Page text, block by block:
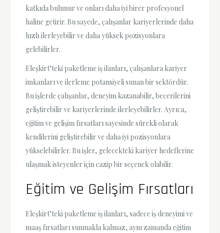
katkıda bulunur ve onları daha iyi birer profesyonel
haline getirir. Bu sayede, çalışanlar kariyerlerinde daha
hızlı ilerleyebilir ve daha yüksek pozisyonlara
gelebilirler.
Eleşkirt’teki paketleme iş ilanları, çalışanlara kariyer
imkanları ve ilerleme potansiyeli sunan bir sektördür.
Bu işlerde çalışanlar, deneyim kazanabilir, becerilerini
geliştirebilir ve kariyerlerinde ilerleyebilirler. Ayrıca,
eğitim ve gelişim fırsatları sayesinde sürekli olarak
kendilerini geliştirebilir ve daha iyi pozisyonlara
yükselebilirler. Bu işler, gelecekteki kariyer hedeflerine
ulaşmak isteyenler için cazip bir seçenek olabilir.
Eğitim ve Gelişim Fırsatları
Eleşkirt’teki paketleme iş ilanları, sadece iş deneyimi ve
maaş fırsatları sunmakla kalmaz, aynı zamanda eğitim